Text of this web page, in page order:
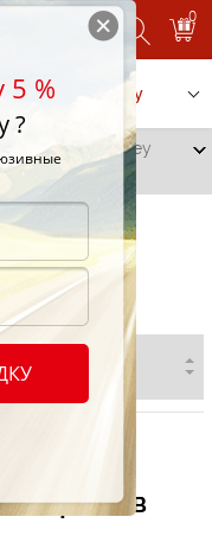
0
Заказать услугу
Зимние шины Mickey
в
5 %
?